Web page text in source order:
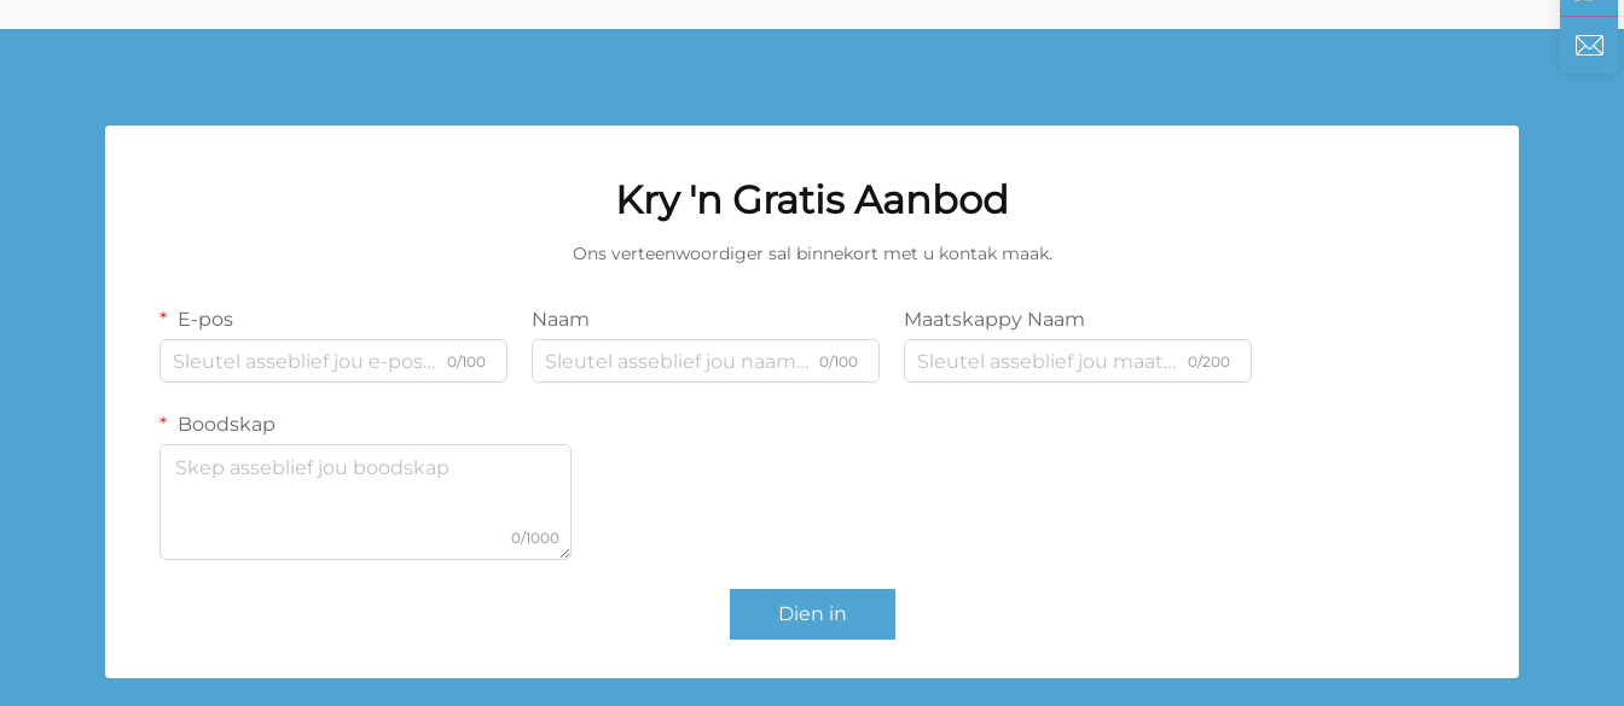
Kry 'n Gratis Aanbod
Ons verteenwoordiger sal binnekort met u kontak maak.
E-pos
0/100
Naam
0/100
Maatskappy Naam
0/200
Boodskap
0/1000
Dien in